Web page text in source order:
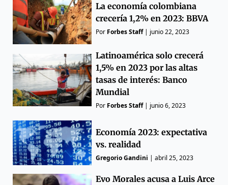
La economía colombiana
crecería 1,2% en 2023: BBVA
Por Forbes Staff| junio 22, 2023
Latinoamérica solo crecerá
1,5% en 2023 por las altas
tasas de interés: Banco
Mundial
Por Forbes Staff| junio 6, 2023
Economía 2023: expectativa
vs. realidad
Gregorio Gandini |abril 25, 2023
Evo Morales acusa a Luis Arce